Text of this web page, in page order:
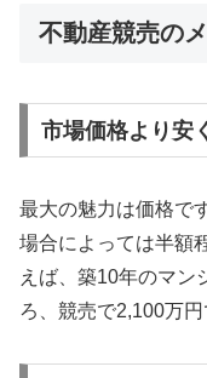
不動産競売の
市場価格より安
最大の魅力は価格で
場合によっては半額
えば、築10年のマン
ろ、競売で2,100万